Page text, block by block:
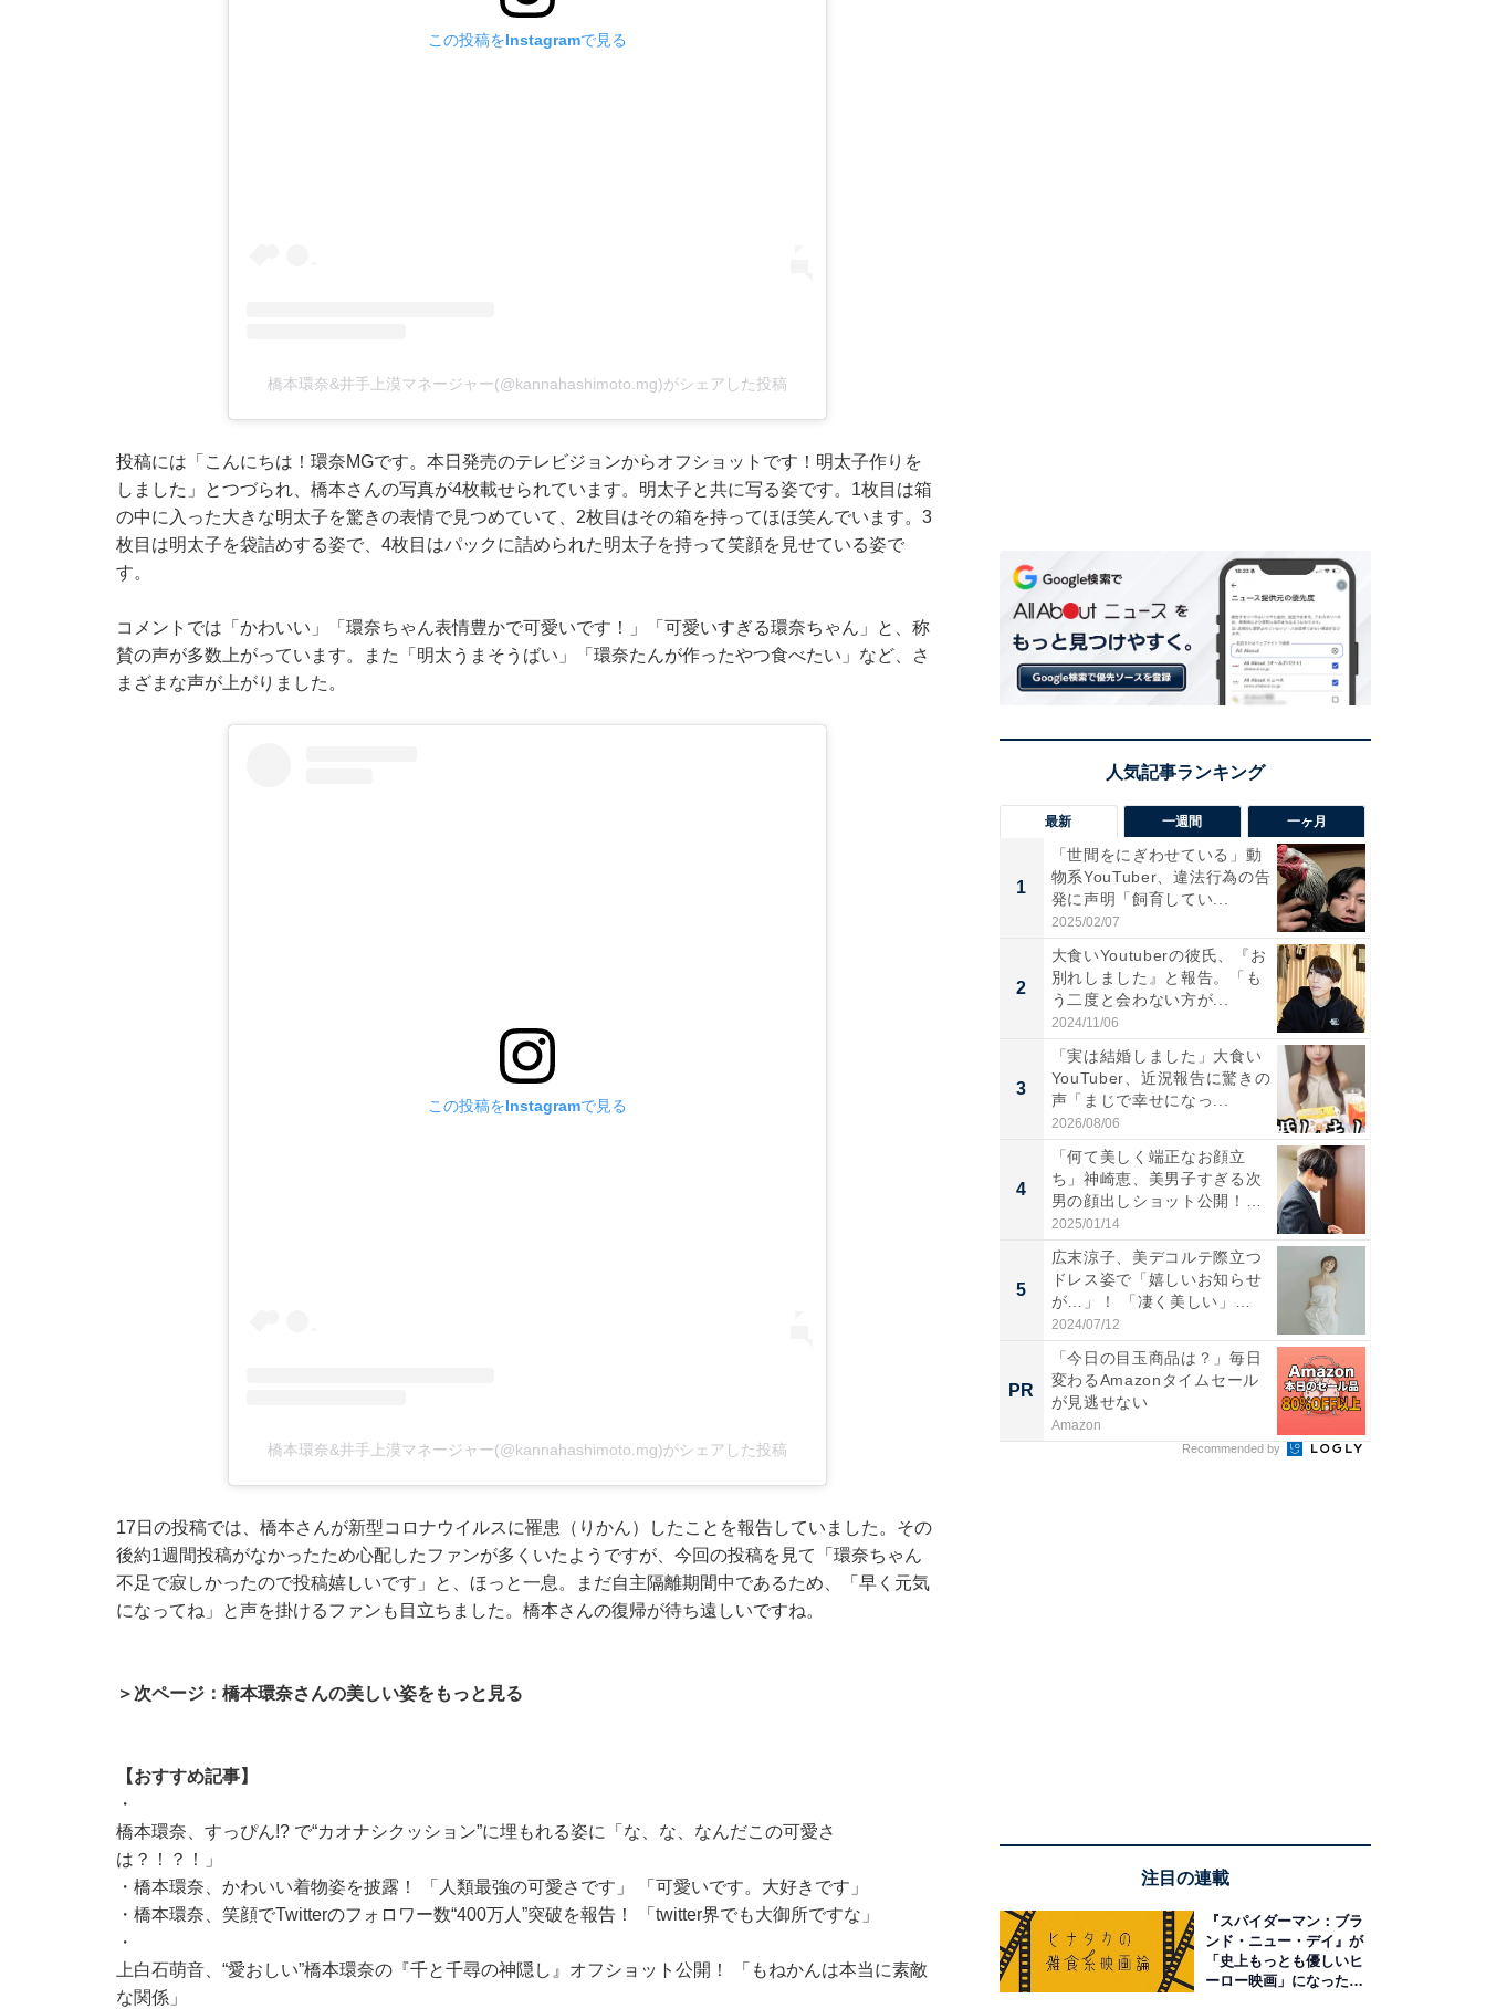
この投稿をInstagramで見る
橋本環奈&井手上漠マネージャー(@kannahashimoto.mg)がシェアした投稿
投稿には「こんにちは！環奈MGです。本日発売のテレビジョンからオフショットです！明太子作りを
しました」とつづられ、橋本さんの写真が4枚載せられています。明太子と共に写る姿です。1枚目は箱
の中に入った大きな明太子を驚きの表情で見つめていて、2枚目はその箱を持ってほほ笑んでいます。3
枚目は明太子を袋詰めする姿で、4枚目はパックに詰められた明太子を持って笑顔を見せている姿で
す。
コメントでは「かわいい」「環奈ちゃん表情豊かで可愛いです！」「可愛いすぎる環奈ちゃん」と、称
賛の声が多数上がっています。また「明太うまそうばい」「環奈たんが作ったやつ食べたい」など、さ
まざまな声が上がりました。
この投稿をInstagramで見る
橋本環奈&井手上漠マネージャー(@kannahashimoto.mg)がシェアした投稿
17日の投稿では、橋本さんが新型コロナウイルスに罹患（りかん）したことを報告していました。その
後約1週間投稿がなかったため心配したファンが多くいたようですが、今回の投稿を見て「環奈ちゃん
不足で寂しかったので投稿嬉しいです」と、ほっと一息。まだ自主隔離期間中であるため、「早く元気
になってね」と声を掛けるファンも目立ちました。橋本さんの復帰が待ち遠しいですね。
＞次ページ：橋本環奈さんの美しい姿をもっと見る
【おすすめ記事】
・
橋本環奈、すっぴん!? で“カオナシクッション”に埋もれる姿に「な、な、なんだこの可愛さ
は？！？！」
・ 橋本環奈、かわいい着物姿を披露！ 「人類最強の可愛さです」 「可愛いです。大好きです」
・ 橋本環奈、笑顔でTwitterのフォロワー数“400万人”突破を報告！ 「twitter界でも大御所ですな」
・
上白石萌音、“愛おしい”橋本環奈の『千と千尋の神隠し』オフショット公開！ 「もねかんは本当に素敵
な関係」
最新 一週間 一ヶ月
1
「世間をにぎわせている」動
物系YouTuber、違法行為の告
発に声明「飼育してい...
2025/02/07
2
大食いYoutuberの彼氏、『お
別れしました』と報告。「も
う二度と会わない方が...
2024/11/06
3
「実は結婚しました」大食い
YouTuber、近況報告に驚きの
声「まじで幸せになっ...
2026/08/06
4
「何て美しく端正なお顔立
ち」神崎恵、美男子すぎる次
男の顔出しショット公開！
「め...
2025/01/14
5
広末涼子、美デコルテ際立つ
ドレス姿で「嬉しいお知らせ
が…」！ 「凄く美しい」
「透...
2024/07/12
PR
「今日の目玉商品は？」毎日
変わるAmazonタイムセール
が見逃せない
Amazon
Recommended by
注目の連載
『スパイダーマン：ブラ
ンド・ニュー・デイ』が
「史上もっとも優しいヒ
ーロー映画」になった理